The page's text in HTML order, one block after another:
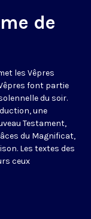
de
les Vêpres
font partie
du soir.
une
Testament,
du Magnificat,
Les textes des
ceux